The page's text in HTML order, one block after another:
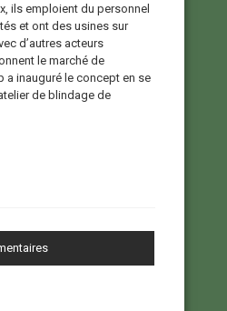
ils emploient du personnel
et ont des usines sur
d’autres acteurs
le marché de
a inauguré le concept en se
de blindage de